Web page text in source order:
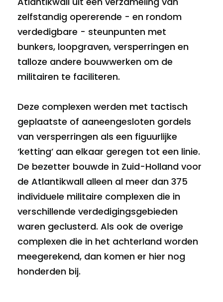
zelfstandig opererende - en rondom
verdedigbare - steunpunten met
bunkers, loopgraven, versperringen en
talloze andere bouwwerken om de
militairen te faciliteren.
Deze complexen werden met tactisch
geplaatste of aaneengesloten gordels
van versperringen als een figuurlijke
‘ketting’ aan elkaar geregen tot een linie.
De bezetter bouwde in Zuid-Holland voor
de Atlantikwall alleen al meer dan 375
individuele militaire complexen die in
verschillende verdedigingsgebieden
waren geclusterd. Als ook de overige
complexen die in het achterland worden
meegerekend, dan komen er hier nog
honderden bij.